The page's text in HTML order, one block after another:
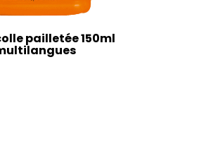
pailletée 150ml